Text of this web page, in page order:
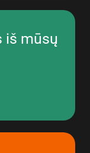
iš mūsų